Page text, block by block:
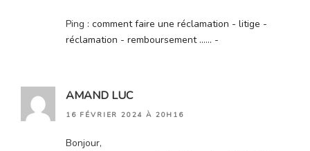
Ping : comment faire une réclamation - litige -
réclamation - remboursement ...... -
AMAND LUC
16 FÉVRIER 2024 À 20H16
Bonjour,